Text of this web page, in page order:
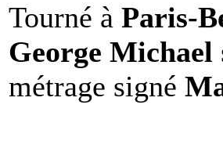
Tourné à Paris-
George Michael
métrage signé